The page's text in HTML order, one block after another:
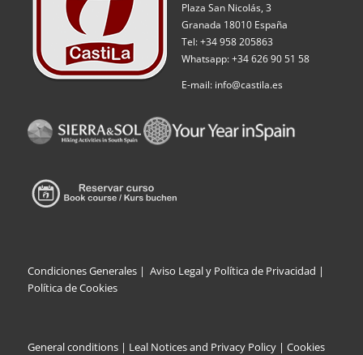
Plaza San Nicolás, 3
Granada 18010 España
Tel: +34 958 205863
Whatsapp: +34 626 90 51 58
E-mail: info@castila.es
Condiciones Generales| Aviso Legal y Política de Privacidad |
Política de Cookies
General conditions| Leal Notices and Privacy Policy | Cookies